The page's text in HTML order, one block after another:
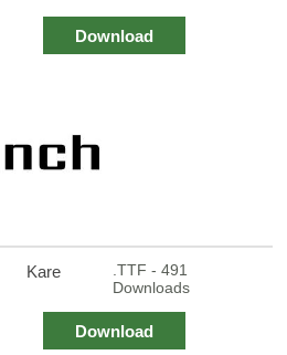
Download
Kare
.TTF - 491
Downloads
Download